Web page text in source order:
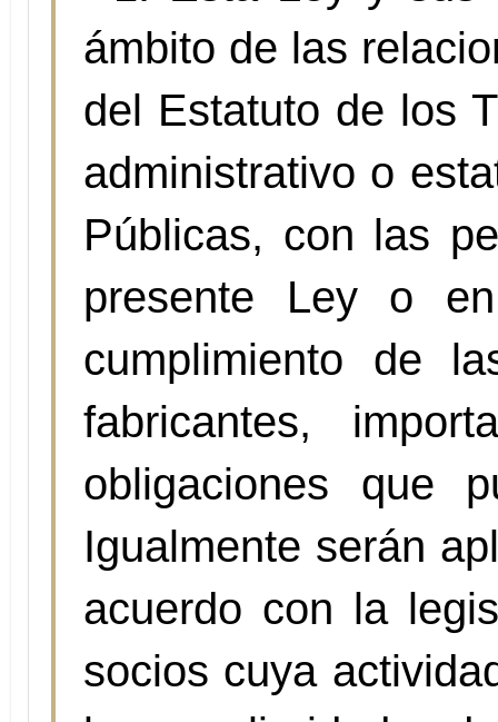
ámbito de las
del Estatuto de los
administrativo o
Públicas, con las
presente Ley o
cumplimiento de
fabricantes,
obligaciones que
Igualmente serán
acuerdo con la
socios cuya